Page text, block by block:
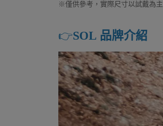
※僅供參考，實際尺寸以試戴為主
👉️SOL 品牌介紹